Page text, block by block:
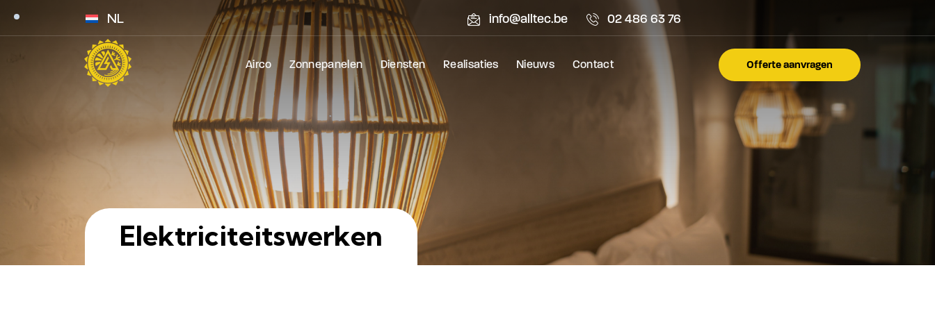
NL info@alltec.be 02 486 63 76
Airco Zonnepanelen Diensten Realisaties Nieuws Contact Offerte aanvragen
Elektriciteitswerken